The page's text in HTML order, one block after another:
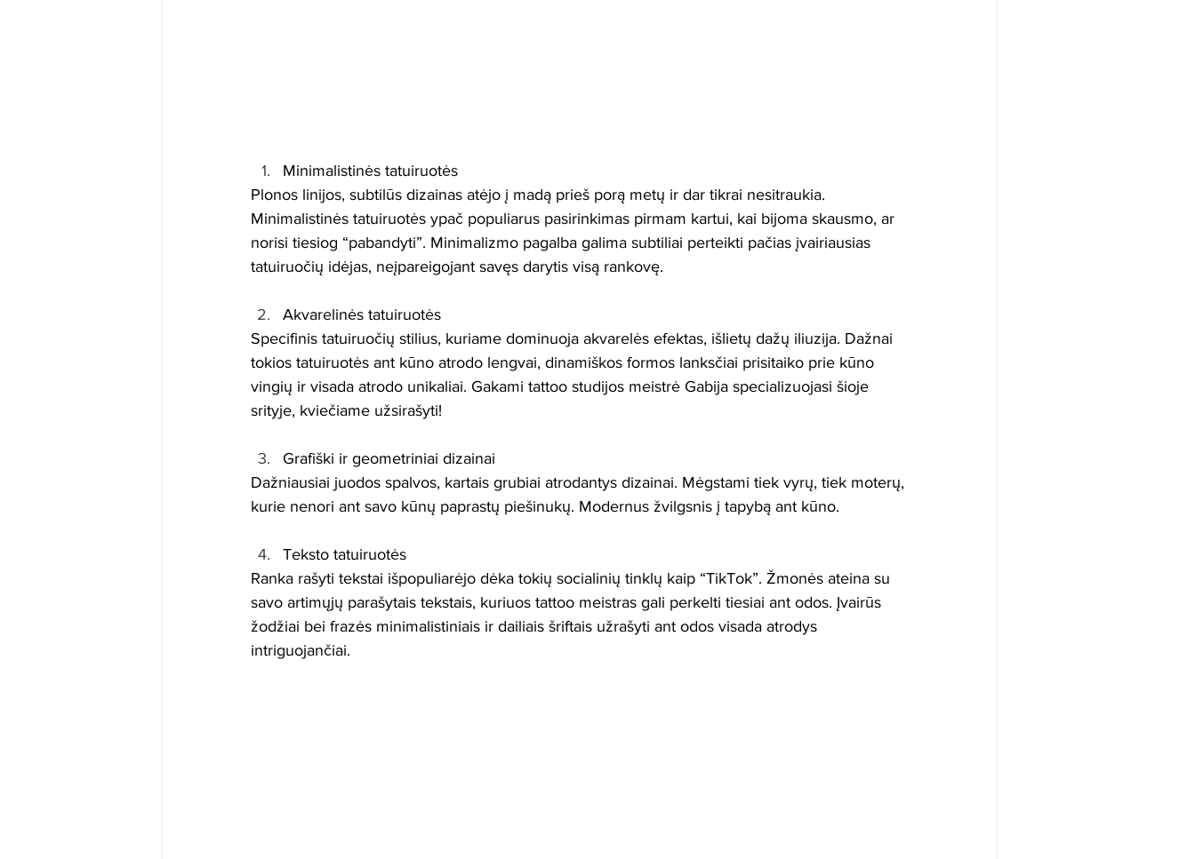
Minimalistinės tatuiruotės
Plonos linijos, subtilūs dizainas atėjo į madą prieš porą metų ir dar tikrai nesitraukia.
Minimalistinės tatuiruotės ypač populiarus pasirinkimas pirmam kartui, kai bijoma skausmo, ar
norisi tiesiog “pabandyti”. Minimalizmo pagalba galima subtiliai perteikti pačias įvairiausias
tatuiruočių idėjas, neįpareigojant savęs darytis visą rankovę.
Akvarelinės tatuiruotės
Specifinis tatuiruočių stilius, kuriame dominuoja akvarelės efektas, išlietų dažų iliuzija. Dažnai
tokios tatuiruotės ant kūno atrodo lengvai, dinamiškos formos lanksčiai prisitaiko prie kūno
vingių ir visada atrodo unikaliai. Gakami tattoo studijos meistrė Gabija specializuojasi šioje
srityje, kviečiame užsirašyti!
Grafiški ir geometriniai dizainai
Dažniausiai juodos spalvos, kartais grubiai atrodantys dizainai. Mėgstami tiek vyrų, tiek moterų,
kurie nenori ant savo kūnų paprastų piešinukų. Modernus žvilgsnis į tapybą ant kūno.
Teksto tatuiruotės
Ranka rašyti tekstai išpopuliarėjo dėka tokių socialinių tinklų kaip “TikTok”. Žmonės ateina su
savo artimųjų parašytais tekstais, kuriuos tattoo meistras gali perkelti tiesiai ant odos. Įvairūs
žodžiai bei frazės minimalistiniais ir dailiais šriftais užrašyti ant odos visada atrodys
intriguojančiai.